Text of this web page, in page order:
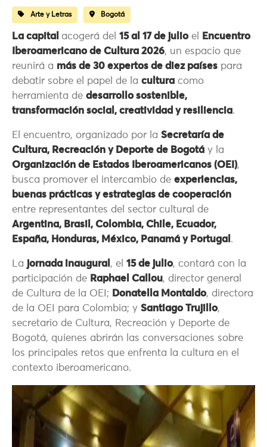
Arte y Letras Bogotá
La capital acogerá del 15 al 17 de julioel
Encuentro
Iberoamericano de Cultura 2026, un espacio que
reunirá a más de 30 expertos de diez países para
debatir sobre el papel de la cultura como
herramienta de desarrollo sostenible,
transformación social, creatividad y resiliencia.
El encuentro, organizado por la Secretaría de
Cultura, Recreación y Deporte de Bogotá y la
Organización de Estados Iberoamericanos (OEI),
busca promover el intercambio de experiencias,
buenas prácticas y estrategias de cooperación
entre representantes del sector cultural de
Argentina, Brasil, Colombia, Chile, Ecuador,
España, Honduras, México, Panamá y Portugal .
La jornada inaugural , el 15 de julio, contará con la
participación de Raphael Callou, director general
de Cultura de la OEI; Donatella Montaldo, directora
de la OEI para Colombia; y Santiago Trujillo,
secretario de Cultura, Recreación y Deporte de
Bogotá, quienes abrirán las conversaciones sobre
los principales retos que enfrenta la cultura en el
contexto iberoamericano.